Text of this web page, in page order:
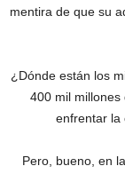
mentira de que su
¿Dónde están los
400 mil millones
enfrentar la
Pero, bueno, en